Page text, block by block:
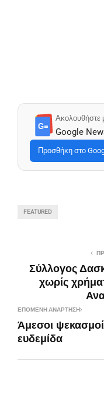
G≡
Ακολουθήστε
Google
Προσθήκη στο
FEATURED
Σύλλογος
χωρίς
ΕΠΌΜΕΝΗ ΑΝΆΡΤΗΣΗ
Άμεσοι
ευδεμίδα